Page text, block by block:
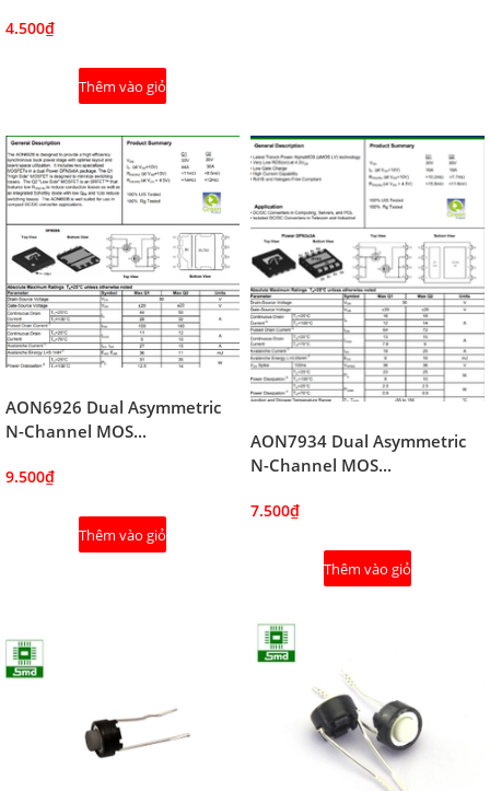
4.500₫
Thêm vào giỏ
AON6926 Dual Asymmetric
N-Channel MOS...
9.500₫
Thêm vào giỏ
AON7934 Dual Asymmetric
N-Channel MOS...
7.500₫
Thêm vào giỏ